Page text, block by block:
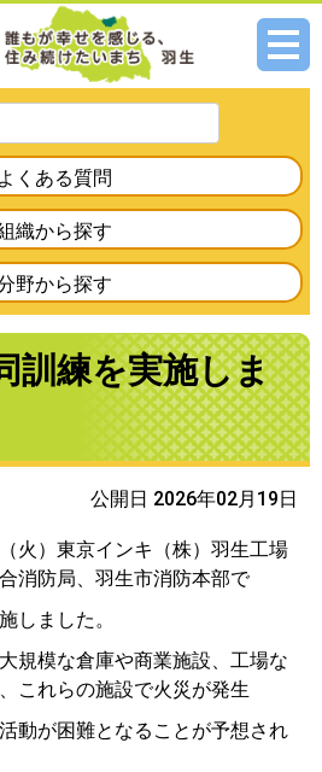
メニ
よくある質問
織から探す
野から探す
訓練を実施しま
公開日 2026年02月19日
火）東京インキ（株）羽生工場
消防局、羽生市消防本部で
しました。
規模な倉庫や商業施設、工場な
これらの施設で火災が発生
動が困難となることが予想され